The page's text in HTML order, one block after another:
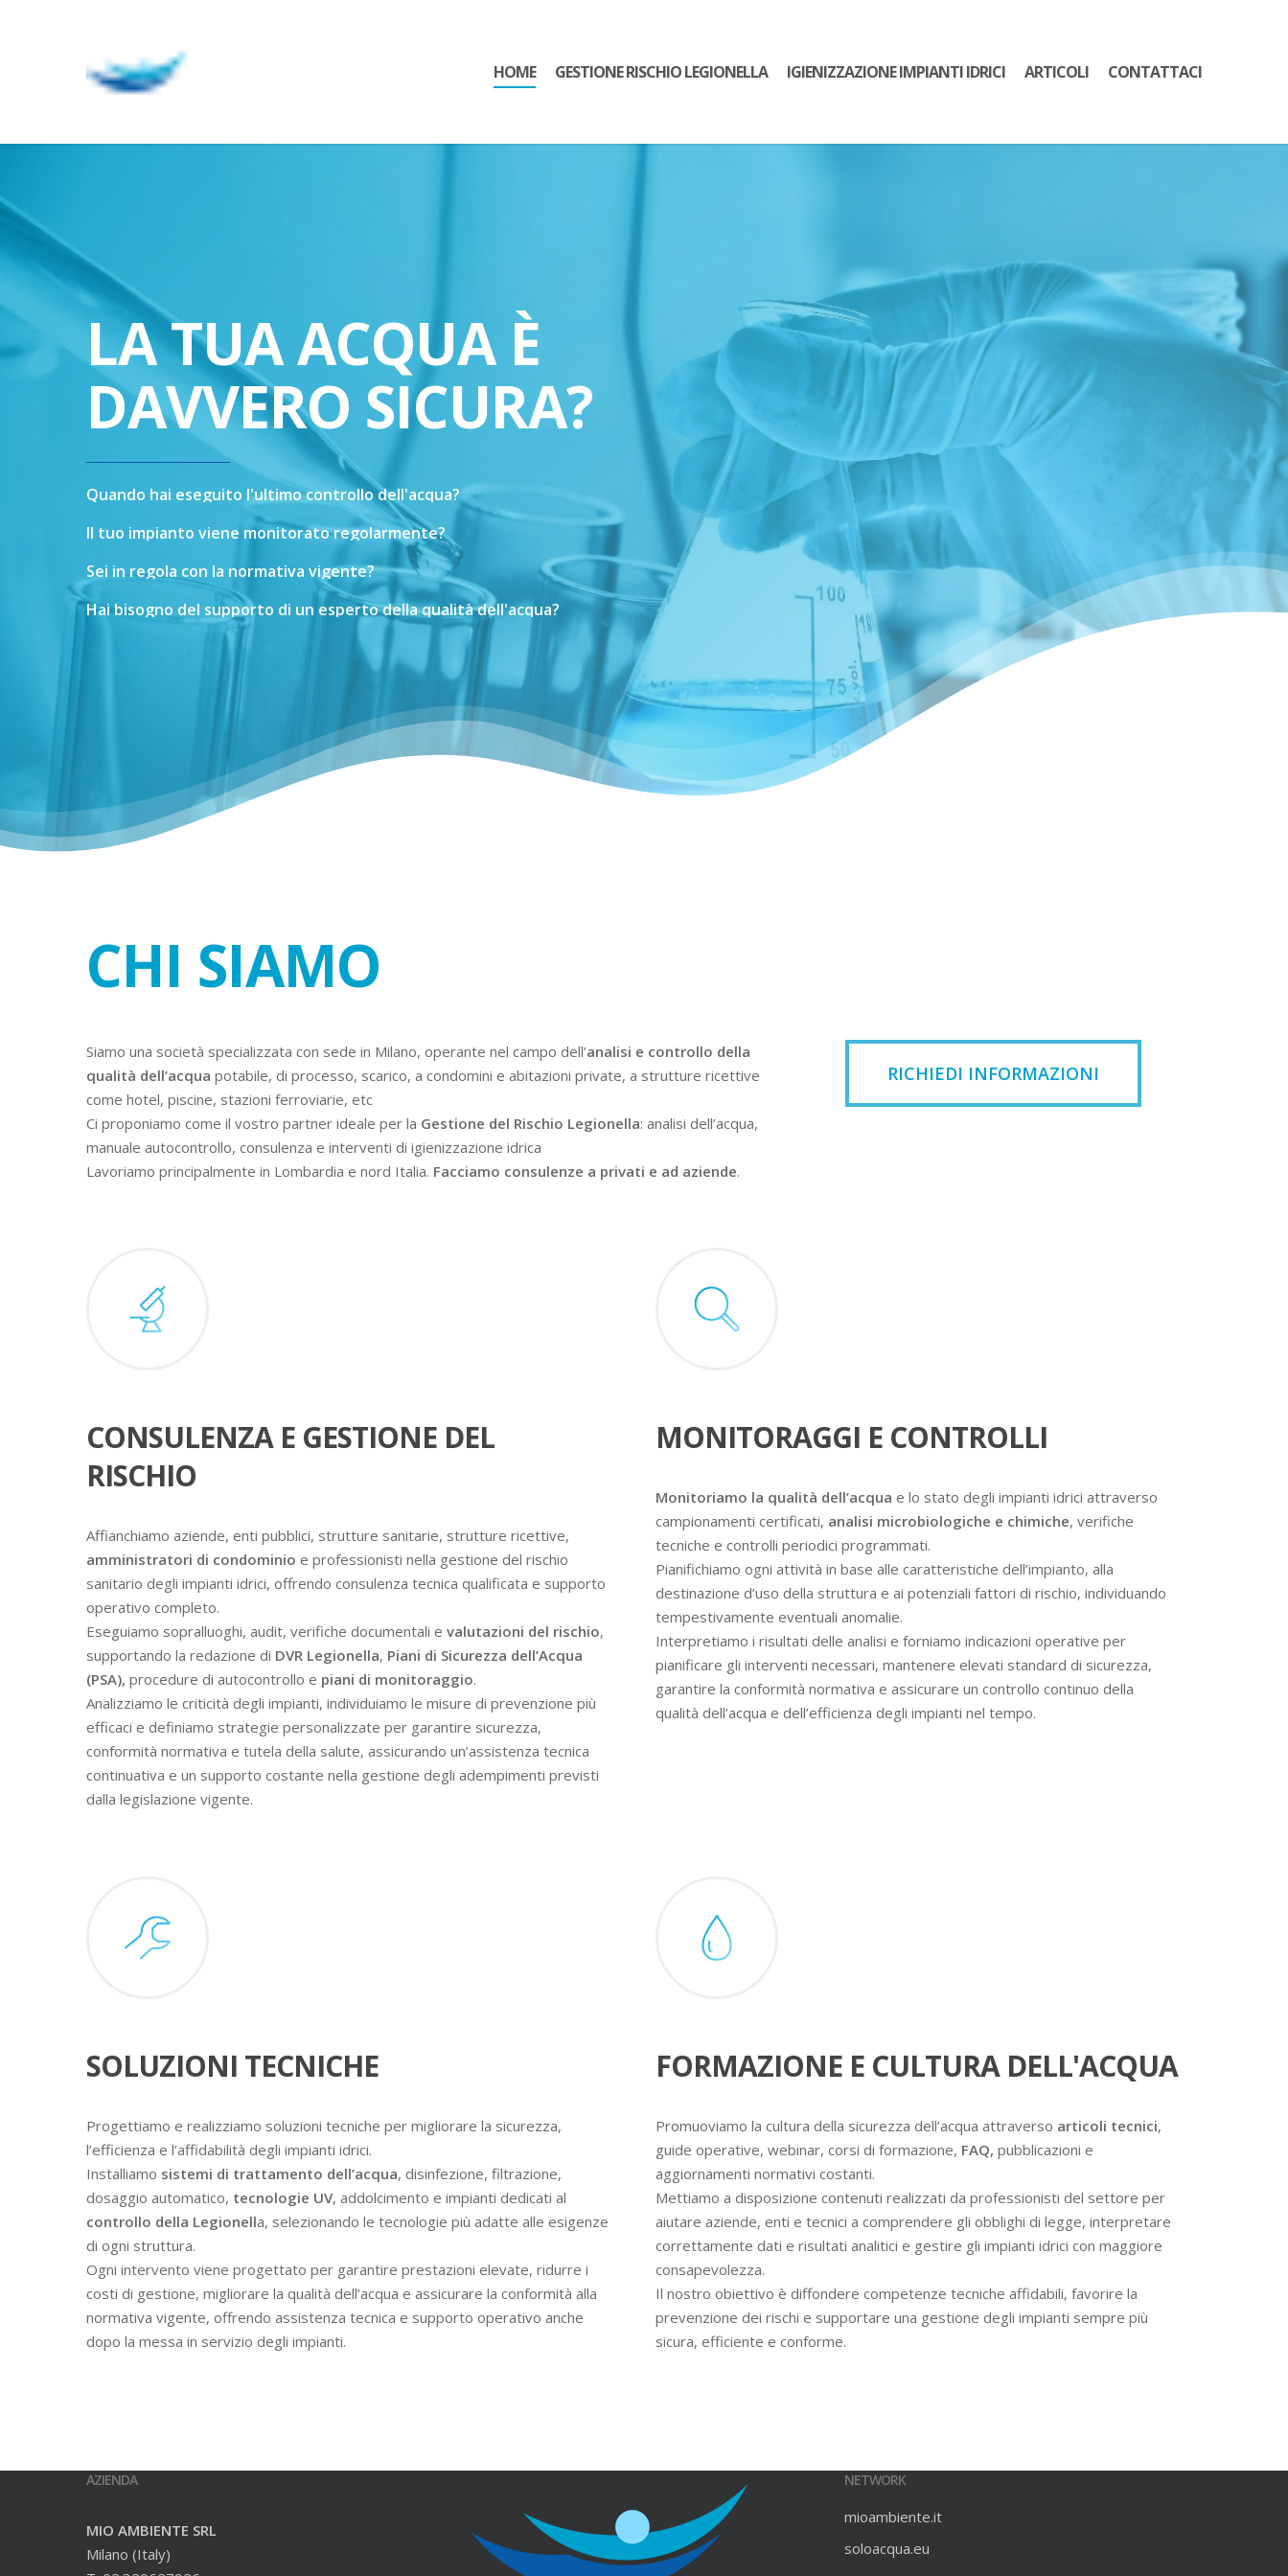
HOME GESTIONE RISCHIO LEGIONELLA IGIENIZZAZIONE IMPIANTI IDRICI ARTICOLI CONTATTACI
LA TUA ACQUA È
DAVVERO SICURA?
Quando hai eseguito l'ultimo controllo dell'acqua?
Il tuo impianto viene monitoratoregolarmente?
Sei in regola con la normativa vigente?
Hai bisogno del supporto di un espertodellaqualitàdell'acqua?
CHI SIAMO
Siamo una società specializzata con sede in Milano, operante nel campo dell’analisi e controllo della
qualità dell’acquapotabile, di processo, scarico, a condomini e abitazioni private, a strutture ricettive
come hotel, piscine, stazioni ferroviarie, etc
Ci proponiamo come il vostro partner ideale per la Gestione del Rischio Legionella: analisi dell’acqua,
manuale autocontrollo, consulenza e interventi di igienizzazione idrica
Lavoriamo principalmente in Lombardia e nord Italia. Facciamo consulenze a privati e ad aziende.
RICHIEDI INFORMAZIONI
CONSULENZA E GESTIONE DEL
RISCHIO
Affianchiamo aziende, enti pubblici, strutture sanitarie, strutture ricettive,
amministratori di condominio e professionisti nella gestione del rischio
sanitario degli impianti idrici, offrendo consulenza tecnica qualificata e supporto
operativo completo.
Eseguiamo sopralluoghi, audit, verifiche documentali evalutazioni del rischio,
supportando la redazione di DVR Legionella, Piani di Sicurezza dell’Acqua
(PSA), procedure di autocontrollo e piani di monitoraggio.
Analizziamo le criticità degli impianti, individuiamo le misure di prevenzione più
efficaci e definiamo strategie personalizzate per garantire sicurezza,
conformità normativa e tutela della salute, assicurando un’assistenza tecnica
continuativa e un supporto costante nella gestione degli adempimenti previsti
dalla legislazione vigente.
MONITORAGGI E CONTROLLI
Monitoriamo la qualità dell’acqua e lo stato degli impianti idrici attraverso
campionamenti certificati, analisi microbiologiche e chimiche, verifiche
tecniche e controlli periodici programmati.
Pianifichiamo ogni attività in base alle caratteristiche dell’impianto, alla
destinazione d’uso della struttura e ai potenziali fattori di rischio, individuando
tempestivamente eventuali anomalie.
Interpretiamo i risultati delle analisi e forniamo indicazioni operative per
pianificare gli interventi necessari, mantenere elevati standard di sicurezza,
garantire la conformità normativa e assicurare un controllo continuo della
qualità dell’acqua e dell’efficienza degli impianti nel tempo.
SOLUZIONI TECNICHE
Progettiamo e realizziamo soluzioni tecniche per migliorare la sicurezza,
l’efficienza e l’affidabilità degli impianti idrici.
Installiamo sistemi di trattamento dell’acqua, disinfezione, filtrazione,
dosaggio automatico, tecnologie UV, addolcimento e impianti dedicati al
controllo della Legionella, selezionando le tecnologie più adatte alle esigenze
di ogni struttura.
Ogni intervento viene progettato per garantire prestazioni elevate, ridurre i
costi di gestione, migliorare la qualità dell’acqua e assicurare la conformità alla
normativa vigente, offrendo assistenza tecnica e supporto operativo anche
dopo la messa in servizio degli impianti.
FORMAZIONE E CULTURA DELL'ACQUA
Promuoviamo la cultura della sicurezza dell’acqua attraverso articoli tecnici,
guide operative, webinar, corsi di formazione, FAQ, pubblicazioni e
aggiornamenti normativi costanti.
Mettiamo a disposizione contenuti realizzati da professionisti del settore per
aiutare aziende, enti e tecnici a comprendere gli obblighi di legge, interpretare
correttamente dati e risultati analitici e gestire gli impianti idrici con maggiore
consapevolezza.
Il nostro obiettivo è diffondere competenze tecniche affidabili, favorire la
prevenzione dei rischi e supportare una gestione degli impianti sempre più
sicura, efficiente e conforme.
AZIENDA
MIO AMBIENTE SRL
Milano (Italy)
NETWORK
mioambiente.it
soloacqua.eu